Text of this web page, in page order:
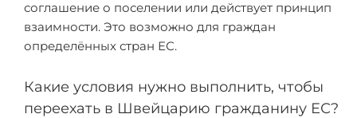
соглашение о поселении или действует принцип
взаимности. Это возможно для граждан
определённых стран ЕС.
Какие условия нужно выполнить, чтобы
переехать в Швейцарию гражданину ЕС?